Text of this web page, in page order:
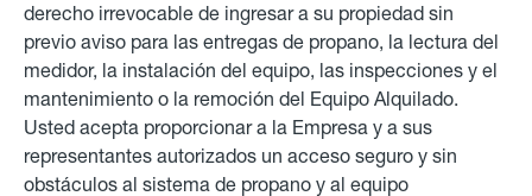
derecho irrevocable de ingresar a su propiedad sin
previo aviso para las entregas de propano, la lectura del
medidor, la instalación del equipo, las inspecciones y el
mantenimiento o la remoción del Equipo Alquilado.
Usted acepta proporcionar a la Empresa y a sus
representantes autorizados un acceso seguro y sin
obstáculos al sistema de propano y al equipo